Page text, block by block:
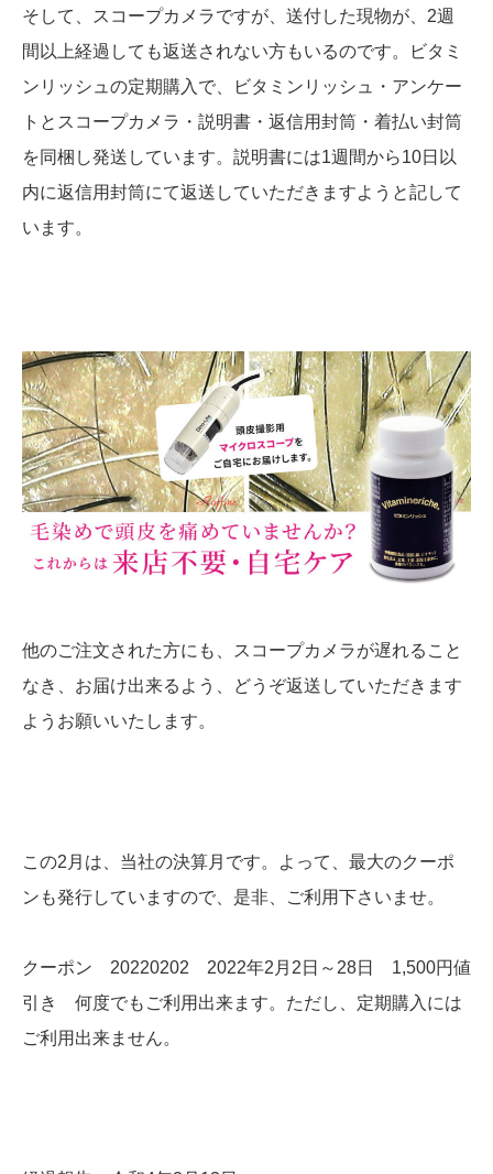
そして、スコープカメラですが、送付した現物が、2週
間以上経過しても返送されない方もいるのです。ビタミ
ンリッシュの定期購入で、ビタミンリッシュ・アンケー
トとスコープカメラ・説明書・返信用封筒・着払い封筒
を同梱し発送しています。説明書には1週間から10日以
内に返信用封筒にて返送していただきますようと記して
います。
他のご注文された方にも、スコープカメラが遅れること
なき、お届け出来るよう、どうぞ返送していただきます
ようお願いいたします。
この2月は、当社の決算月です。よって、最大のクーポ
ンも発行していますので、是非、ご利用下さいませ。
クーポン 20220202 2022年2月2日～28日 1,500円値
引き 何度でもご利用出来ます。ただし、定期購入には
ご利用出来ません。